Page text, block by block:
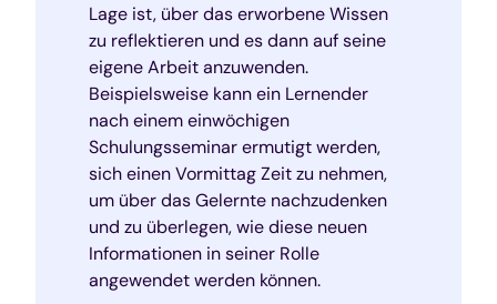
Lage ist, über das erworbene Wissen
zu reflektieren und es dann auf seine
eigene Arbeit anzuwenden.
Beispielsweise kann ein Lernender
nach einem einwöchigen
Schulungsseminar ermutigt werden,
sich einen Vormittag Zeit zu nehmen,
um über das Gelernte nachzudenken
und zu überlegen, wie diese neuen
Informationen in seiner Rolle
angewendet werden können.